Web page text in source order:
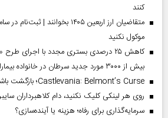
کنند
متقاضیان ارز اربعین ۱۴۰۵
موکول نکنید
کاهش ۲۵ درصدی بستری مجدد با اجرای
بیش از ۳۰۰۰ مورد جدید سرطان در خانواده بیماران
Castlevania: Belmont’s Curse؛ بازگشت باشکوه شکارچیان خون‌آشام
روی هر لینکی کلیک نکنید، دام کلاهبرداران
سرمایه‌گذاری برای رفاه؛ هزینه یا آینده‌سازی؟